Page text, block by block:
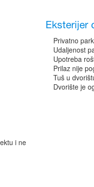
i ne
Eksterijer
Privatno
Udaljenost
Upotreba
Prilaz nije
Tuš u
Dvorište je